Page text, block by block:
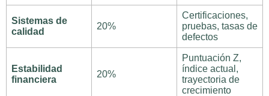
Sistemas de
calidad
20%
Certificaciones,
pruebas, tasas de
defectos
Estabilidad
financiera
20%
Puntuación Z,
índice actual,
trayectoria de
crecimiento